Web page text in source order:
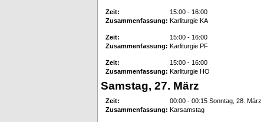
Zeit:
15:00 - 16:00
Zusammenfassung: Karliturgie KA
Zeit:
15:00 - 16:00
Zusammenfassung: Karliturgie PF
Zeit:
15:00 - 16:00
Zusammenfassung: Karliturgie HO
Samstag, 27. März
Zeit:
00:00 - 00:15 Sonntag, 28. März
Zusammenfassung: Karsamstag